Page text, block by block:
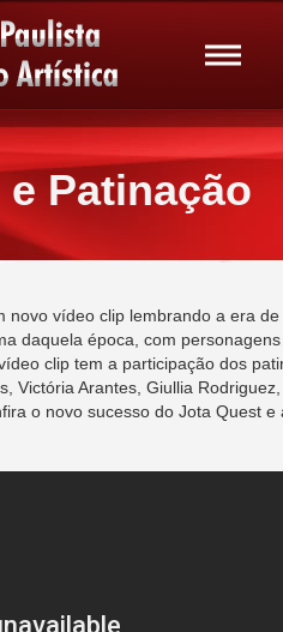
Patinação
novo vídeo clip lembrando a era
daquela época, com
clip tem a participação dos
Victória Arantes, Giullia
o novo sucesso do Jota Quest